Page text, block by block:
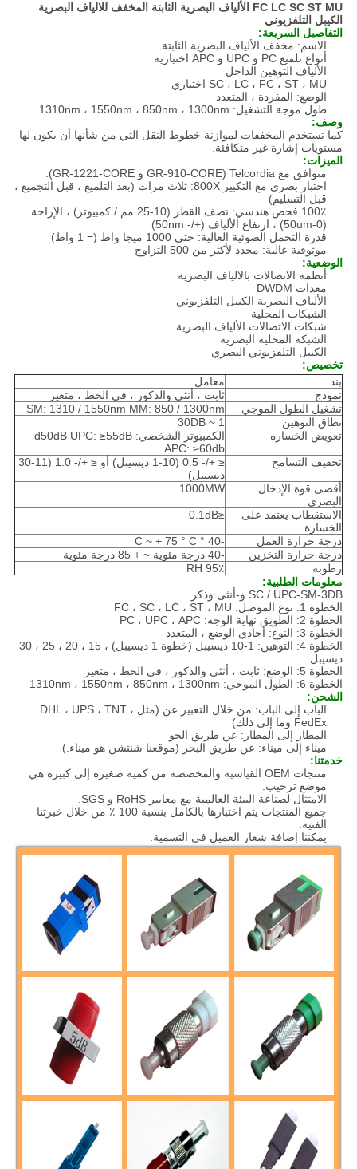
FC LC SC ST MU الألياف البصرية الثابتة المخفف للالياف البصرية
الكيبل التلفزيوني
التفاصيل السريعة:
الاسم: مخفف الألياف البصرية الثابتة
أنواع تلميع PC و UPC و APC اختيارية
الألياف التوهين الداخل
SC ، LC ، FC ، ST ، MU اختياري
الوضع: المفردة ، المتعدد
طول موجة التشغيل: 1310nm ، 1550nm ، 850nm ، 1300nm
وصف:
كما تستخدم المخففات لموازنة خطوط النقل التي من شأنها أن يكون لها
مستويات إشارة غير متكافئة.
الميزات:
متوافق مع Telcordia (GR-910-CORE و GR-1221-CORE).
اختبار بصري مع التكبير 800X: ثلاث مرات (بعد التلميع ، قبل التجميع ،
قبل التسليم)
100٪ فحص هندسي: نصف القطر (10-25 مم / كمبيوتر) ، الإزاحة
(0-50um) ، ارتفاع الألياف (+/- 50nm)
قدرة التحمل الضوئية العالية: حتى 1000 ميجا واط (= 1 واط)
موثوقية عالية: محدد لأكثر من 500 التزاوج
الوضعية:
أنظمة الاتصالات بالالياف البصرية
معدات DWDM
الألياف البصرية الكيبل التلفزيوني
الشبكات المحلية
شبكات الاتصالات الألياف البصرية
الشبكة المحلية البصرية
الكيبل التلفزيوني البصري
تخصيص:
بند
معامل
نموذج
ثابت ، أنثى والذكور ، في الخط ، متغير
تشغيل الطول الموجي
SM: 1310 / 1550nm MM: 850 / 1300nm
نطاق التوهين
1 ~ 30DB
تعويض الخساره
الكمبيوتر الشخصي: d50dB UPC: ≥55dB
APC: ≥60db
تخفيف التسامح
≤ +/- 0.5 (1-10 ديسيبل) أو ≤ +/- 1.0 (11-30
ديسيبل)
أقصى قوة الإدخال
البصري
1000MW
الاستقطاب يعتمد على
الخسارة
≤0.1dB
درجة حرارة العمل
-40 ° C ~ + 75 ° C
درجة حرارة التخزين
-40 درجة مئوية ~ + 85 درجة مئوية
رطوبة
95٪ RH
معلومات الطلبية:
SC / UPC-SM-3DB و-أنثى وذكر
الخطوة 1: نوع الموصل: FC ، SC ، LC ، ST ، MU
الخطوة 2: الطويق نهاية الوجه: PC ، UPC ، APC
الخطوة 3: النوع: أحادي الوضع ، المتعدد
الخطوة 4: التوهين: 1-10 ديسيبل (خطوة 1 ديسيبل) ، 15 ، 20 ، 25 ، 30
ديسيبل
الخطوة 5: الوضع: ثابت ، أنثى والذكور ، في الخط ، متغير
الخطوة 6: الطول الموجي: 1310nm ، 1550nm ، 850nm ، 1300nm
الشحن:
الباب إلى الباب: من خلال التعبير عن (مثل DHL ، UPS ، TNT ،
FedEx وما إلى ذلك)
المطار إلى المطار: عن طريق الجو
ميناء إلى ميناء: عن طريق البحر (موقعنا شنتشن هو ميناء.)
خدمتنا:
منتجات OEM القياسية والمخصصة من كمية صغيرة إلى كبيرة هي
موضع ترحيب.
الامتثال لصناعة البيئة العالمية مع معايير RoHS و SGS.
جميع المنتجات يتم اختبارها بالكامل بنسبة 100 ٪ من خلال خبرتنا
الفنية.
يمكننا إضافة شعار العميل في التسمية.